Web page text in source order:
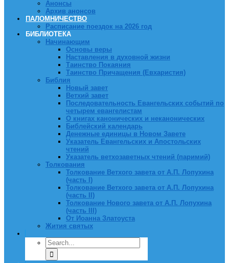
Анонсы
Архив анонсов
ПАЛОМНИЧЕСТВО
Расписание поездок на 2026 год
БИБЛИОТЕКА
Начинающим
Основы веры
Наставления в духовной жизни
Таинство Покаяния
Таинство Причащения (Евхаристия)
Библия
Новый завет
Ветхий завет
Последовательность Евангельских событий по
четырем евангелистам
О книгах канонических и неканонических
Библейский календарь
Денежные единицы в Новом Завете
Указатель Евангельских и Апостольских
чтений
Указатель ветхозаветных чтений (паримий)
Толкования
Толкование Ветхого завета от А.П. Лопухина
(часть I)
Толкование Ветхого завета от А.П. Лопухина
(часть II)
Толкование Нового завета от А.П. Лопухина
(часть III)
От Иоанна Златоуста
Жития святых